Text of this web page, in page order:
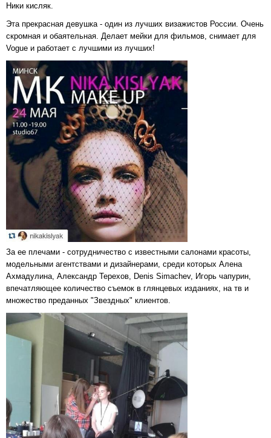
Ники кисляк.
Эта прекрасная девушка - один из лучших визажистов России. Очень
скромная и обаятельная. Делает мейки для фильмов, снимает для
Vogue и работает с лучшими из лучших!
За ее плечами - сотрудничество с известными салонами красоты,
модельными агентствами и дизайнерами, среди которых Алена
Ахмадулина, Александр Терехов, Denis Simachev, Игорь чапурин,
впечатляющее количество съемок в глянцевых изданиях, на тв и
множество преданных "Звездных" клиентов.